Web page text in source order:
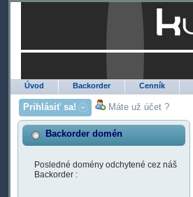
Úvod Backorder Cenník
Prihlásiť sa! Máte už účet ?
Backorder domén
Posledné domény odchytené cez náš
Backorder :